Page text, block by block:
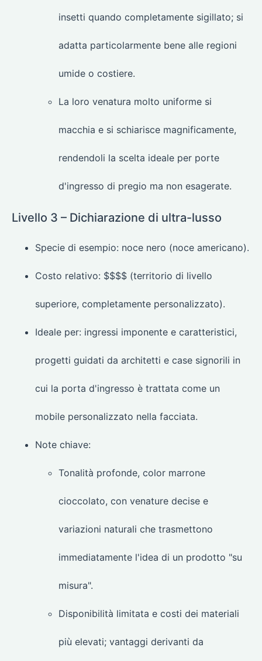
insetti quando completamente sigillato; si
adatta particolarmente bene alle regioni
umide o costiere.
La loro venatura molto uniforme si
macchia e si schiarisce magnificamente,
rendendoli la scelta ideale per porte
d'ingresso di pregio ma non esagerate.
Livello 3 – Dichiarazione di ultra-lusso
Specie di esempio: noce nero (noce americano).
Costo relativo: $$$$ (territorio di livello
superiore, completamente personalizzato).
Ideale per: ingressi imponente e caratteristici,
progetti guidati da architetti e case signorili in
cui la porta d'ingresso è trattata come un
mobile personalizzato nella facciata.
Note chiave:
Tonalità profonde, color marrone
cioccolato, con venature decise e
variazioni naturali che trasmettono
immediatamente l'idea di un prodotto "su
misura".
Disponibilità limitata e costi dei materiali
più elevati; vantaggi derivanti da